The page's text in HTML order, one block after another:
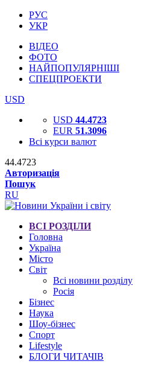
РУС
УКР
ВІДЕО
ФОТО
НАЙПОПУЛЯРНІШІ
СПЕЦПРОЕКТИ
USD
USD 44.4723
EUR 51.3096
Всі курси валют
44.4723
Авторизація
Пошук
RU
ВСІ РОЗДІЛИ
Головна
Україна
Місто
Світ
Всі новини розділу
Росія
Бізнес
Наука
Шоу-бізнес
Спорт
Lifestyle
БЛОГИ ЧИТАЧІВ